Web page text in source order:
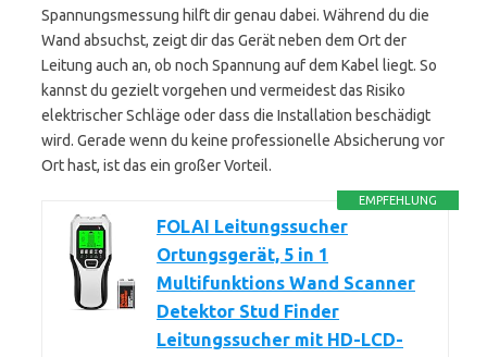
Spannungsmessung hilft dir genau dabei. Während du die
Wand absuchst, zeigt dir das Gerät neben dem Ort der
Leitung auch an, ob noch Spannung auf dem Kabel liegt. So
kannst du gezielt vorgehen und vermeidest das Risiko
elektrischer Schläge oder dass die Installation beschädigt
wird. Gerade wenn du keine professionelle Absicherung vor
Ort hast, ist das ein großer Vorteil.
EMPFEHLUNG
FOLAI Leitungssucher
Ortungsgerät, 5 in 1
Multifunktions Wand Scanner
Detektor Stud Finder
Leitungssucher mit HD-LCD-